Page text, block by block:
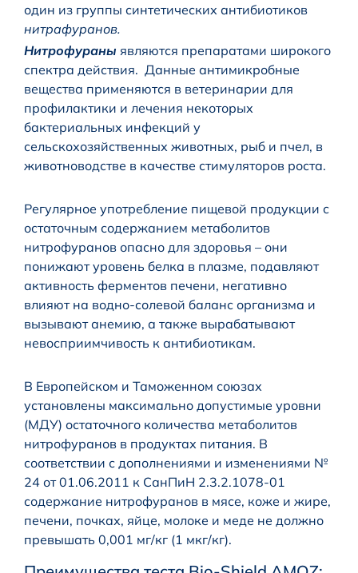
один из группы синтетических антибиотиков
нитрафуранов.
Нитрофураны являются препаратами широкого
спектра действия. Данные антимикробные
вещества применяются в ветеринарии для
профилактики и лечения некоторых
бактериальных инфекций у
сельскохозяйственных животных, рыб и пчел, в
животноводстве в качестве стимуляторов роста.
Регулярное употребление пищевой продукции с
остаточным содержанием метаболитов
нитрофуранов опасно для здоровья – они
понижают уровень белка в плазме, подавляют
активность ферментов печени, негативно
влияют на водно-солевой баланс организма и
вызывают анемию, а также вырабатывают
невосприимчивость к антибиотикам.
В Европейском и Таможенном союзах
установлены максимально допустимые уровни
(МДУ) остаточного количества метаболитов
нитрофуранов в продуктах питания. В
соответствии с дополнениями и изменениями №
24 от 01.06.2011 к СанПиН 2.3.2.1078-01
содержание нитрофуранов в мясе, коже и жире,
печени, почках, яйце, молоке и меде не должно
превышать 0,001 мг/кг (1 мкг/кг).